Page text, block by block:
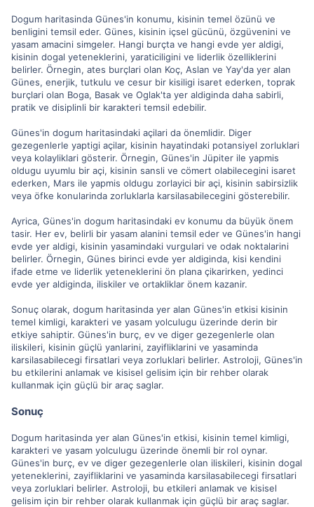
Dogum haritasinda Günes'in konumu, kisinin temel özünü ve
benligini temsil eder. Günes, kisinin içsel gücünü, özgüvenini ve
yasam amacini simgeler. Hangi burçta ve hangi evde yer aldigi,
kisinin dogal yeteneklerini, yaraticiligini ve liderlik özelliklerini
belirler. Örnegin, ates burçlari olan Koç, Aslan ve Yay'da yer alan
Günes, enerjik, tutkulu ve cesur bir kisiligi isaret ederken, toprak
burçlari olan Boga, Basak ve Oglak'ta yer aldiginda daha sabirli,
pratik ve disiplinli bir karakteri temsil edebilir.
Günes'in dogum haritasindaki açilari da önemlidir. Diger
gezegenlerle yaptigi açilar, kisinin hayatindaki potansiyel zorluklari
veya kolayliklari gösterir. Örnegin, Günes'in Jüpiter ile yapmis
oldugu uyumlu bir açi, kisinin sansli ve cömert olabilecegini isaret
ederken, Mars ile yapmis oldugu zorlayici bir açi, kisinin sabirsizlik
veya öfke konularinda zorluklarla karsilasabilecegini gösterebilir.
Ayrica, Günes'in dogum haritasindaki ev konumu da büyük önem
tasir. Her ev, belirli bir yasam alanini temsil eder ve Günes'in hangi
evde yer aldigi, kisinin yasamindaki vurgulari ve odak noktalarini
belirler. Örnegin, Günes birinci evde yer aldiginda, kisi kendini
ifade etme ve liderlik yeteneklerini ön plana çikarirken, yedinci
evde yer aldiginda, iliskiler ve ortakliklar önem kazanir.
Sonuç olarak, dogum haritasinda yer alan Günes'in etkisi kisinin
temel kimligi, karakteri ve yasam yolculugu üzerinde derin bir
etkiye sahiptir. Günes'in burç, ev ve diger gezegenlerle olan
iliskileri, kisinin güçlü yanlarini, zayifliklarini ve yasaminda
karsilasabilecegi firsatlari veya zorluklari belirler. Astroloji, Günes'in
bu etkilerini anlamak ve kisisel gelisim için bir rehber olarak
kullanmak için güçlü bir araç saglar.
Sonuç
Dogum haritasinda yer alan Günes'in etkisi, kisinin temel kimligi,
karakteri ve yasam yolculugu üzerinde önemli bir rol oynar.
Günes'in burç, ev ve diger gezegenlerle olan iliskileri, kisinin dogal
yeteneklerini, zayifliklarini ve yasaminda karsilasabilecegi firsatlari
veya zorluklari belirler. Astroloji, bu etkileri anlamak ve kisisel
gelisim için bir rehber olarak kullanmak için güçlü bir araç saglar.